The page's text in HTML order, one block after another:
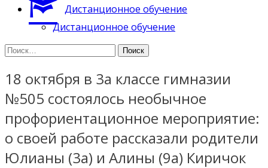
Дистанционное обучение
Дистанционное обучение
Найти:
18 октября в 3а классе гимназии
№505 состоялось необычное
профориентационное мероприятие:
о своей работе рассказали родители
Юлианы (3а) и Алины (9а) Киричок